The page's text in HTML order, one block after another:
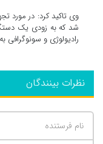
وی تاکید کرد: در مورد
شد که به زودی یک
رادیولوژی و سونوگرافی
نظرات بینندگان